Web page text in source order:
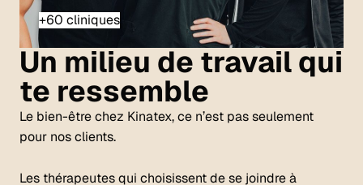
+60 cliniques
Un milieu de travail qui
te ressemble
Le bien-être chez Kinatex, ce n’est pas seulement
pour nos clients.
Les thérapeutes qui choisissent de se joindre à